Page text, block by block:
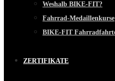
Weshalb BIKE-FIT?
Fahrrad-Medaillenkurse
BIKE-FIT
ZERTIFIKATE